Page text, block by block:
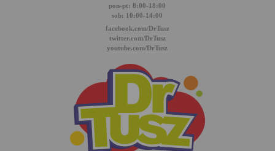
pon-pt: 8:00-18:00
sob: 10:00-14:00
facebook.com/DrTusz
twitter.com/DrTusz
youtube.com/DrTusz